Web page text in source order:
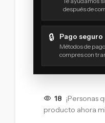
después de
🔒 Pago seguro
Métodos de
compres con
18 ¡Personas
producto ahora